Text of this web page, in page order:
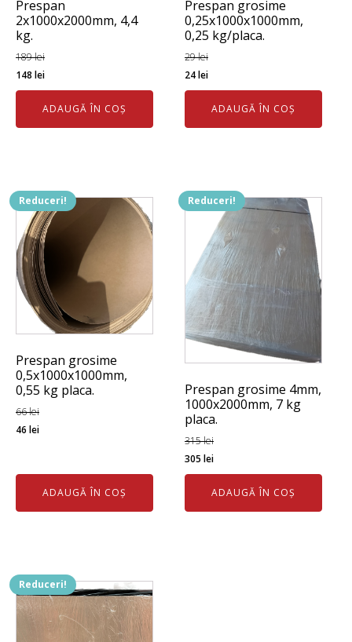
Prespan
2x1000x2000mm, 4,4
kg.
189lei
Prețul
inițial
fost:
148 leiPrețul
curent
este:
148 lei.
ADAUGĂ ÎN COȘ
Prespan grosime
0,25x1000x1000mm,
0,25 kg/placa.
29lei
Prețul
inițial
fost:
24leiPrețul
curent
este:
24 lei.
ADAUGĂ ÎN COȘ
Reduceri!
Prespan grosime
0,5x1000x1000mm,
0,55 kg placa.
66lei
Prețul
66 lei.
46 leiPrețul
46 lei.
ADAUGĂ ÎN COȘ
Reduceri!
Prespan grosime 4mm,
1000x2000mm, 7 kg
placa.
315lei
Prețul
inițial
fost:
305leiPrețul
curent
este:
305 lei.
ADAUGĂ ÎN COȘ
Reduceri!